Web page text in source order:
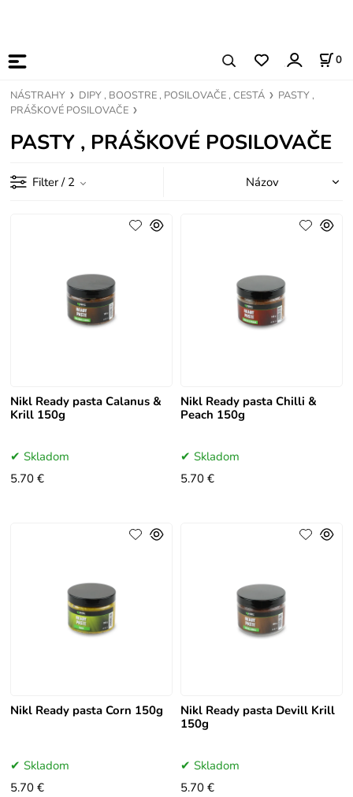
0
NÁSTRAHY DIPY , BOOSTRE , POSILOVAČE , CESTÁ
PASTY ,
PRÁŠKOVÉ POSILOVAČE
PASTY , PRÁŠKOVÉ POSILOVAČE
Filter / 2
Nikl Ready pasta Calanus &
Krill 150g
Skladom
5.70 €
Nikl Ready pasta Chilli &
Peach 150g
Skladom
5.70 €
Nikl Ready pasta Corn 150g
Skladom
5.70 €
Nikl Ready pasta Devill Krill
150g
Skladom
5.70 €